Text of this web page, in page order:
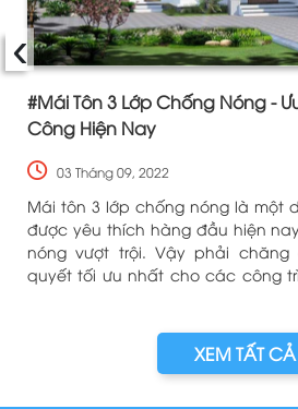
#Mái Tôn 3 Lớp Chống Nóng -
Công Hiện Nay
03 Tháng 09, 2022
Mái tôn 3 lớp chống nóng là một
được yêu thích hàng đầu hiện
nóng vượt trội. Vậy phải
quyết tối ưu nhất cho các công
‹
XEM TẤT CẢ